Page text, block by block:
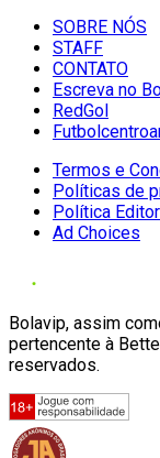
SOBRE NÓS
STAFF
CONTATO
Escreva no
RedGol
Termos e
Políticas de
Política
Ad Choices
Bolavip, assim
pertencente à
reservados.